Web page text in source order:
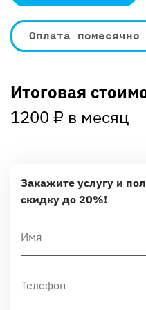
Оплата помесячно
Итоговая
1200 ₽ в месяц
Закажите услугу и
скидку до 20%!